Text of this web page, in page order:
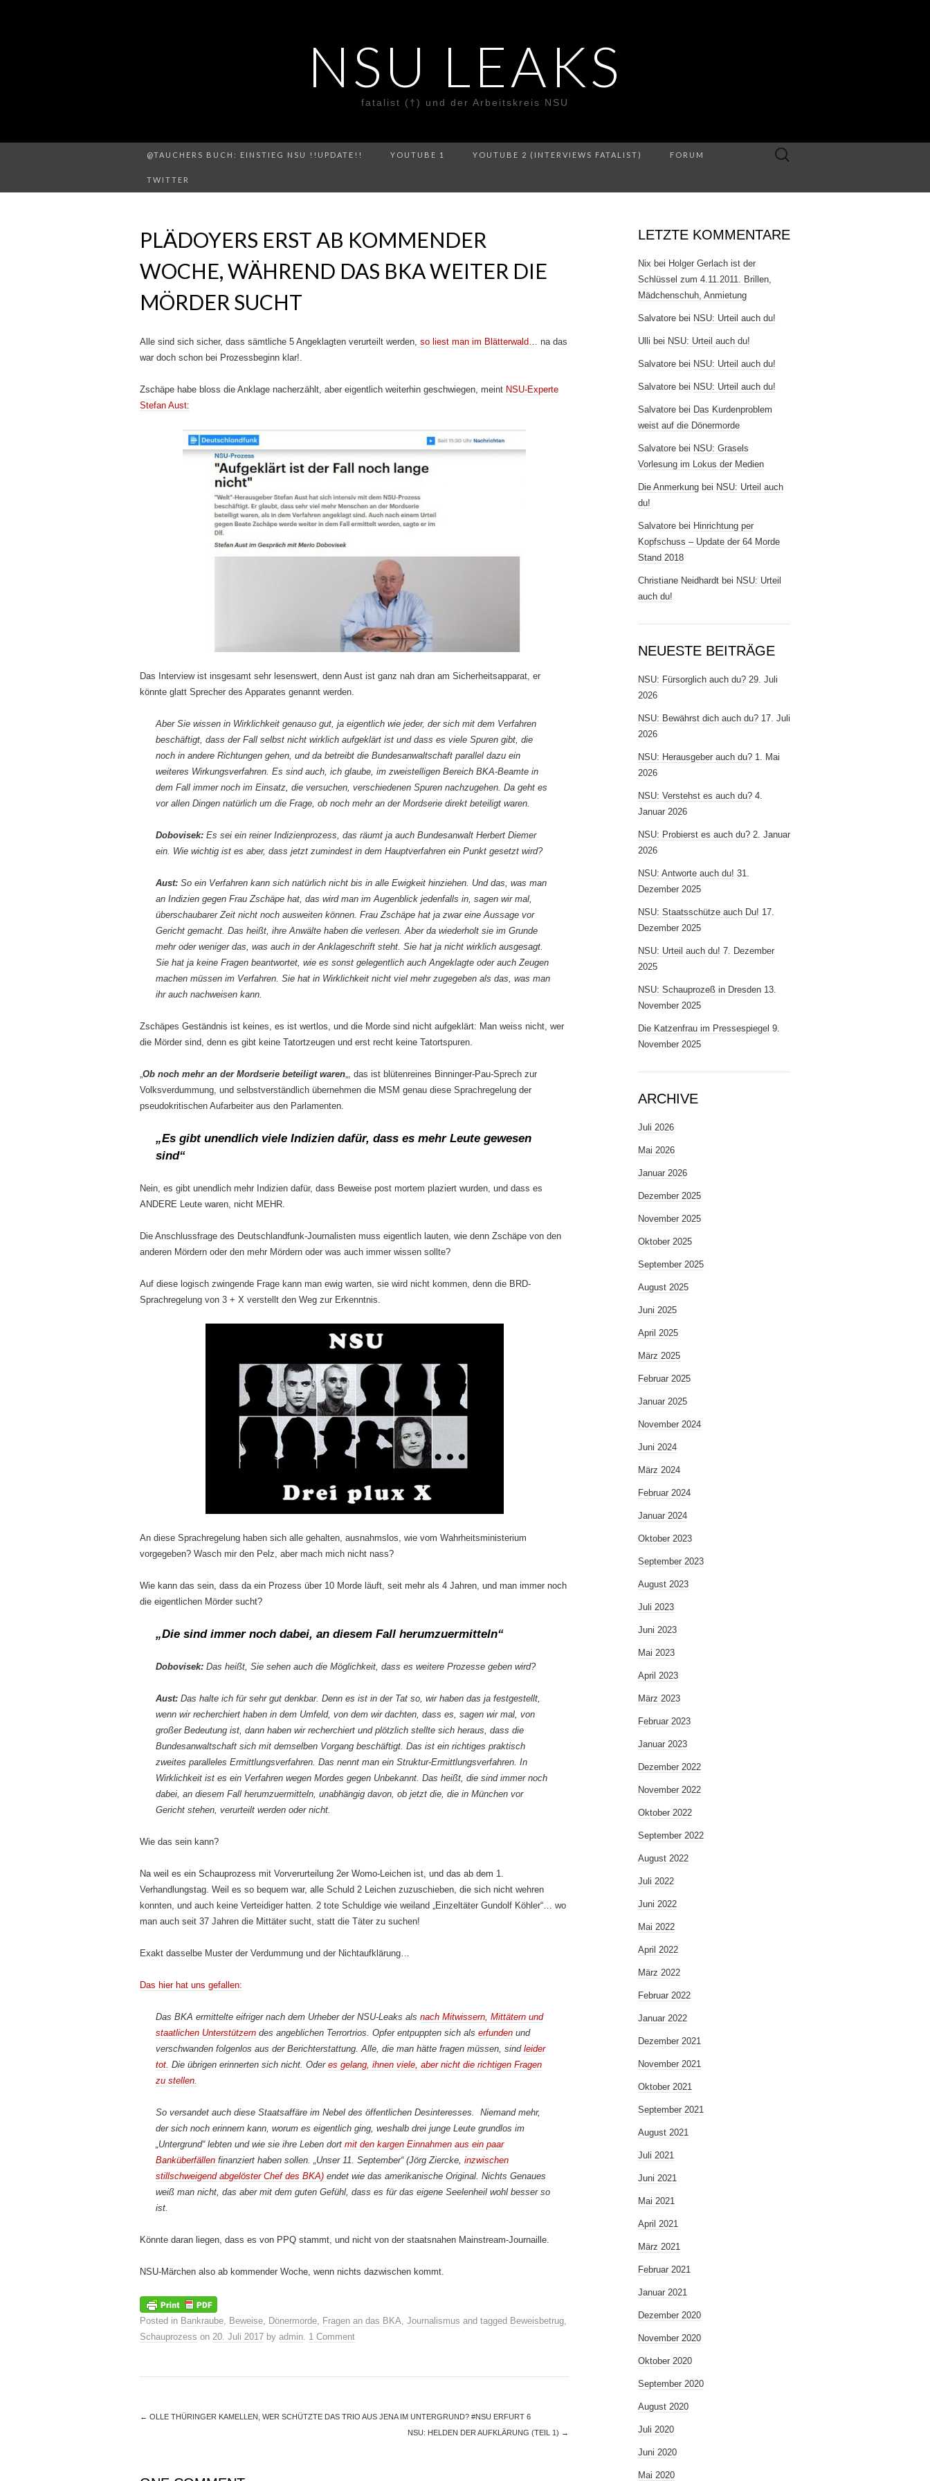
NSU LEAKS
fatalist (†) und der Arbeitskreis NSU
@TAUCHERS BUCH: EINSTIEG NSU !!UPDATE!! YOUTUBE 1 YOUTUBE 2 (INTERVIEWS FATALIST) FORUM
TWITTER
Suche
PLÄDOYERS ERST AB KOMMENDER
WOCHE, WÄHREND DAS BKA WEITER DIE
MÖRDER SUCHT
Alle sind sich sicher, dass sämtliche 5 Angeklagten verurteilt werden, so liest man im Blätterwald… na das
war doch schon bei Prozessbeginn klar!.
Zschäpe habe bloss die Anklage nacherzählt, aber eigentlich weiterhin geschwiegen, meint NSU-Experte
Stefan Aust:
Das Interview ist insgesamt sehr lesenswert, denn Aust ist ganz nah dran am Sicherheitsapparat, er
könnte glatt Sprecher des Apparates genannt werden.
Aber Sie wissen in Wirklichkeit genauso gut, ja eigentlich wie jeder, der sich mit dem Verfahren
beschäftigt, dass der Fall selbst nicht wirklich aufgeklärt ist und dass es viele Spuren gibt, die
noch in andere Richtungen gehen, und da betreibt die Bundesanwaltschaft parallel dazu ein
weiteres Wirkungsverfahren. Es sind auch, ich glaube, im zweistelligen Bereich BKA-Beamte in
dem Fall immer noch im Einsatz, die versuchen, verschiedenen Spuren nachzugehen. Da geht es
vor allen Dingen natürlich um die Frage, ob noch mehr an der Mordserie direkt beteiligt waren.
Dobovisek: Es sei ein reiner Indizienprozess, das räumt ja auch Bundesanwalt Herbert Diemer
ein. Wie wichtig ist es aber, dass jetzt zumindest in dem Hauptverfahren ein Punkt gesetzt wird?
Aust: So ein Verfahren kann sich natürlich nicht bis in alle Ewigkeit hinziehen. Und das, was man
an Indizien gegen Frau Zschäpe hat, das wird man im Augenblick jedenfalls in, sagen wir mal,
überschaubarer Zeit nicht noch ausweiten können. Frau Zschäpe hat ja zwar eine Aussage vor
Gericht gemacht. Das heißt, ihre Anwälte haben die verlesen. Aber da wiederholt sie im Grunde
mehr oder weniger das, was auch in der Anklageschrift steht. Sie hat ja nicht wirklich ausgesagt.
Sie hat ja keine Fragen beantwortet, wie es sonst gelegentlich auch Angeklagte oder auch Zeugen
machen müssen im Verfahren. Sie hat in Wirklichkeit nicht viel mehr zugegeben als das, was man
ihr auch nachweisen kann.
Zschäpes Geständnis ist keines, es ist wertlos, und die Morde sind nicht aufgeklärt: Man weiss nicht, wer
die Mörder sind, denn es gibt keine Tatortzeugen und erst recht keine Tatortspuren.
„Ob noch mehr an der Mordserie beteiligt waren„, das ist blütenreines Binninger-Pau-Sprech zur
Volksverdummung, und selbstverständlich übernehmen die MSM genau diese Sprachregelung der
pseudokritischen Aufarbeiter aus den Parlamenten.
„Es gibt unendlich viele Indizien dafür, dass es mehr Leute gewesen
sind“
Nein, es gibt unendlich mehr Indizien dafür, dass Beweise post mortem plaziert wurden, und dass es
ANDERE Leute waren, nicht MEHR.
Die Anschlussfrage des Deutschlandfunk-Journalisten muss eigentlich lauten, wie denn Zschäpe von den
anderen Mördern oder den mehr Mördern oder was auch immer wissen sollte?
Auf diese logisch zwingende Frage kann man ewig warten, sie wird nicht kommen, denn die BRD-
Sprachregelung von 3 + X verstellt den Weg zur Erkenntnis.
An diese Sprachregelung haben sich alle gehalten, ausnahmslos, wie vom Wahrheitsministerium
vorgegeben? Wasch mir den Pelz, aber mach mich nicht nass?
Wie kann das sein, dass da ein Prozess über 10 Morde läuft, seit mehr als 4 Jahren, und man immer noch
die eigentlichen Mörder sucht?
„Die sind immer noch dabei, an diesem Fall herumzuermitteln“
Dobovisek: Das heißt, Sie sehen auch die Möglichkeit, dass es weitere Prozesse geben wird?
Aust: Das halte ich für sehr gut denkbar. Denn es ist in der Tat so, wir haben das ja festgestellt,
wenn wir recherchiert haben in dem Umfeld, von dem wir dachten, dass es, sagen wir mal, von
großer Bedeutung ist, dann haben wir recherchiert und plötzlich stellte sich heraus, dass die
Bundesanwaltschaft sich mit demselben Vorgang beschäftigt. Das ist ein richtiges praktisch
zweites paralleles Ermittlungsverfahren. Das nennt man ein Struktur-Ermittlungsverfahren. In
Wirklichkeit ist es ein Verfahren wegen Mordes gegen Unbekannt. Das heißt, die sind immer noch
dabei, an diesem Fall herumzuermitteln, unabhängig davon, ob jetzt die, die in München vor
Gericht stehen, verurteilt werden oder nicht.
Wie das sein kann?
Na weil es ein Schauprozess mit Vorverurteilung 2er Womo-Leichen ist, und das ab dem 1.
Verhandlungstag. Weil es so bequem war, alle Schuld 2 Leichen zuzuschieben, die sich nicht wehren
konnten, und auch keine Verteidiger hatten. 2 tote Schuldige wie weiland „Einzeltäter Gundolf Köhler“… wo
man auch seit 37 Jahren die Mittäter sucht, statt die Täter zu suchen!
Exakt dasselbe Muster der Verdummung und der Nichtaufklärung…
Das hier hat uns gefallen:
Das BKA ermittelte eifriger nach dem Urheber der NSU-Leaks als nach Mitwissern, Mittätern und
staatlichen Unterstützern des angeblichen Terrortrios. Opfer entpuppten sich als erfunden und
verschwanden folgenlos aus der Berichterstattung. Alle, die man hätte fragen müssen, sindleider
tot. Die übrigen erinnerten sich nicht. Oder es gelang, ihnen viele, aber nicht die richtigen Fragen
zu stellen.
So versandet auch diese Staatsaffäre im Nebel des öffentlichen Desinteresses. Niemand mehr,
der sich noch erinnern kann, worum es eigentlich ging, weshalb drei junge Leute grundlos im
„Untergrund“ lebten und wie sie ihre Leben dort mit den kargen Einnahmen aus ein paar
Banküberfällen finanziert haben sollen. „Unser 11. September“ (Jörg Ziercke, inzwischen
stillschweigend abgelöster Chef des BKA) endet wie das amerikanische Original. Nichts Genaues
weiß man nicht, das aber mit dem guten Gefühl, dass es für das eigene Seelenheil wohl besser so
ist.
Könnte daran liegen, dass es von PPQ stammt, und nicht von der staatsnahen Mainstream-Journaille.
NSU-Märchen also ab kommender Woche, wenn nichts dazwischen kommt.
Posted in Bankraube Beweise Dönermorde Fragen an das BKA Journalismus and tagged Beweisbetrug
Schauprozess on 20. Juli 2017 by admin 1 Comment
← OLLE THÜRINGER KAMELLEN, WER SCHÜTZTE DAS TRIO AUS JENA IM UNTERGRUND? #NSU ERFURT 6
NSU: HELDEN DER AUFKLÄRUNG (TEIL 1) →
LETZTE KOMMENTARE
Nix bei Holger Gerlach ist der
Schlüssel zum 4.11.2011. Brillen,
Mädchenschuh, Anmietung
Salvatore bei NSU: Urteil auch du!
Ulli bei NSU: Urteil auch du!
Salvatore bei NSU: Urteil auch du!
Salvatore bei NSU: Urteil auch du!
Salvatore bei Das Kurdenproblem
weist auf die Dönermorde
Salvatore bei NSU: Grasels
Vorlesung im Lokus der Medien
Die Anmerkung bei NSU: Urteil auch
du!
Salvatore bei Hinrichtung per
Kopfschuss – Update der 64 Morde
Stand 2018
Christiane Neidhardt bei NSU: Urteil
auch du!
NEUESTE BEITRÄGE
NSU: Fürsorglich auch du? 29. Juli
2026
NSU: Bewährst dich auch du? 17. Juli
2026
NSU: Herausgeber auch du? 1. Mai
2026
NSU: Verstehst es auch du? 4.
Januar 2026
NSU: Probierst es auch du? 2. Januar
2026
NSU: Antworte auch du! 31.
Dezember 2025
NSU: Staatsschütze auch Du! 17.
Dezember 2025
NSU: Urteil auch du! 7. Dezember
2025
NSU: Schauprozeß in Dresden 13.
November 2025
Die Katzenfrau im Pressespiegel 9.
November 2025
ARCHIVE
Juli 2026
Mai 2026
Januar 2026
Dezember 2025
November 2025
Oktober 2025
September 2025
August 2025
Juni 2025
April 2025
März 2025
Februar 2025
Januar 2025
November 2024
Juni 2024
März 2024
Februar 2024
Januar 2024
Oktober 2023
September 2023
August 2023
Juli 2023
Juni 2023
Mai 2023
April 2023
März 2023
Februar 2023
Januar 2023
Dezember 2022
November 2022
Oktober 2022
September 2022
August 2022
Juli 2022
Juni 2022
Mai 2022
April 2022
März 2022
Februar 2022
Januar 2022
Dezember 2021
November 2021
Oktober 2021
September 2021
August 2021
Juli 2021
Juni 2021
Mai 2021
April 2021
März 2021
Februar 2021
Januar 2021
Dezember 2020
November 2020
Oktober 2020
September 2020
August 2020
Juli 2020
Juni 2020
Mai 2020